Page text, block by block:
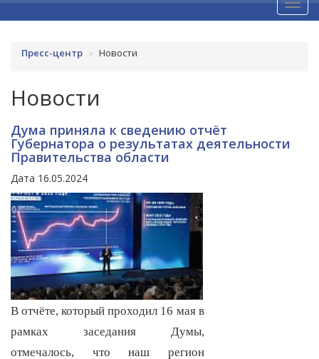
Пресс-центр Новости
Новости
Дума приняла к сведению отчёт
Губернатора о результатах деятельности
Правительства области
Дата 16.05.2024
В отчёте, который проходил 16 мая в
рамках заседания Думы,
отмечалось, что наш регион